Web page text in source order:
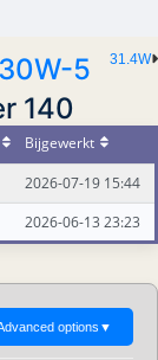
31.4W
5
140
Bijgewerkt
2026-07-19 15:44
2026-06-13 23:23
options ▼